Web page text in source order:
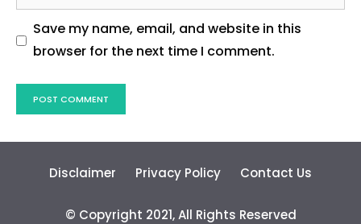
Save my name, email, and website in this
browser for the next time I comment.
Disclaimer Privacy Policy Contact Us
© Copyright 2021, All Rights Reserved